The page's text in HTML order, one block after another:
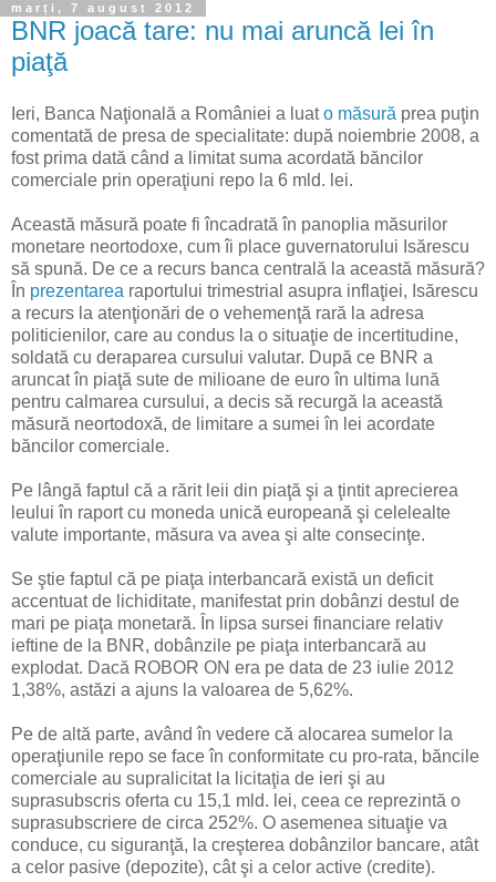
marți, 7 august 2012
BNR joacă tare: nu mai aruncă lei în
piaţă
Ieri, Banca Naţională a României a luato măsură prea puţin
comentată de presa de specialitate: după noiembrie 2008, a
fost prima dată când a limitat suma acordată băncilor
comerciale prin operaţiuni repo la 6 mld. lei.
Această măsură poate fi încadrată în panoplia măsurilor
monetare neortodoxe, cum îi place guvernatorului Isărescu
să spună. De ce a recurs banca centrală la această măsură?
În prezentarea raportului trimestrial asupra inflaţiei, Isărescu
a recurs la atenţionări de o vehemenţă rară la adresa
politicienilor, care au condus la o situaţie de incertitudine,
soldată cu deraparea cursului valutar. După ce BNR a
aruncat în piaţă sute de milioane de euro în ultima lună
pentru calmarea cursului, a decis să recurgă la această
măsură neortodoxă, de limitare a sumei în lei acordate
băncilor comerciale.
Pe lângă faptul că a rărit leii din piaţă şi a ţintit aprecierea
leului în raport cu moneda unică europeană şi celelealte
valute importante, măsura va avea şi alte consecinţe.
Se ştie faptul că pe piaţa interbancară există un deficit
accentuat de lichiditate, manifestat prin dobânzi destul de
mari pe piaţa monetară. În lipsa sursei financiare relativ
ieftine de la BNR, dobânzile pe piaţa interbancară au
explodat. Dacă ROBOR ON era pe data de 23 iulie 2012
1,38%, astăzi a ajuns la valoarea de 5,62%.
Pe de altă parte, având în vedere că alocarea sumelor la
operaţiunile repo se face în conformitate cu pro-rata, băncile
comerciale au supralicitat la licitaţia de ieri şi au
suprasubscris oferta cu 15,1 mld. lei, ceea ce reprezintă o
suprasubscriere de circa 252%. O asemenea situaţie va
conduce, cu siguranţă, la creşterea dobânzilor bancare, atât
a celor pasive (depozite), cât şi a celor active (credite).